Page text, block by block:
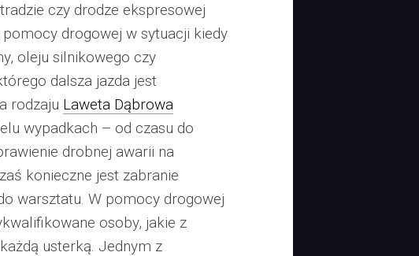
czy drodze ekspresowej
drogowej w sytuacji kiedy
oleju silnikowego czy
dalsza jazda jest
rodzaju Laweta Dąbrowa
wypadkach – od czasu do
drobnej awarii na
konieczne jest zabranie
warsztatu. W pomocy drogowej
osoby, jakie z
usterką. Jednym z